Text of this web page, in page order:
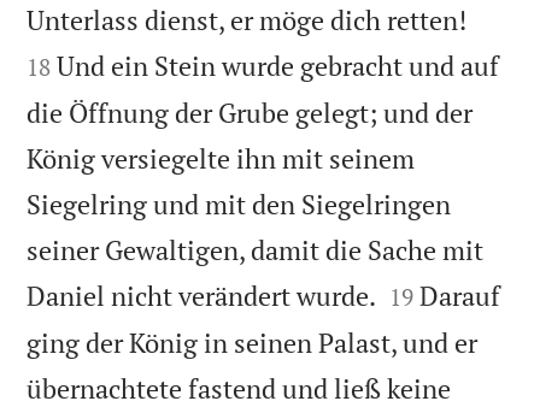
Unterlass dienst, er möge dich retten!
18 Und ein Stein wurde gebracht und auf
die Öffnung der Grube gelegt; und der
König versiegelte ihn mit seinem
Siegelring und mit den Siegelringen
seiner Gewaltigen, damit die Sache mit
Daniel nicht verändert wurde. 

19 Darauf
ging der König in seinen Palast, und er
übernachtete fastend und ließ keine